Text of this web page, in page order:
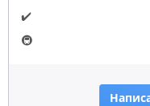
✔️
🚇